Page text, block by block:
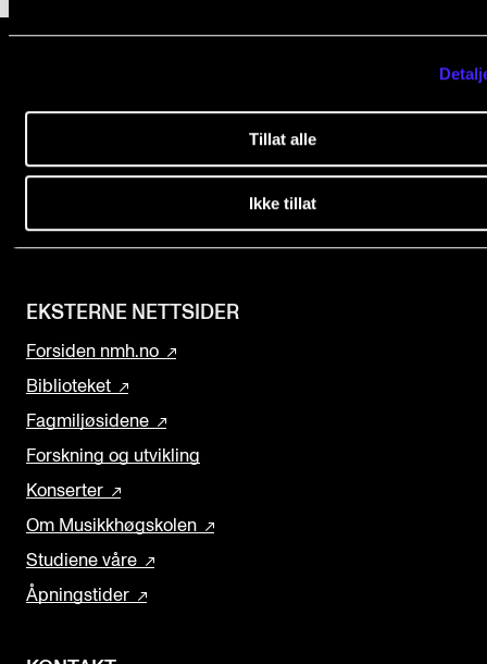
Tillat alle
Ikke tillat
0369 Oslo, Norway
post@nmh.no
EKSTERNE NETTSIDER
Forsiden nmh.no
Biblioteket
Fagmiljøsidene
Forskning og utvikling
Konserter
Om Musikkhøgskolen
Studiene våre
Åpningstider